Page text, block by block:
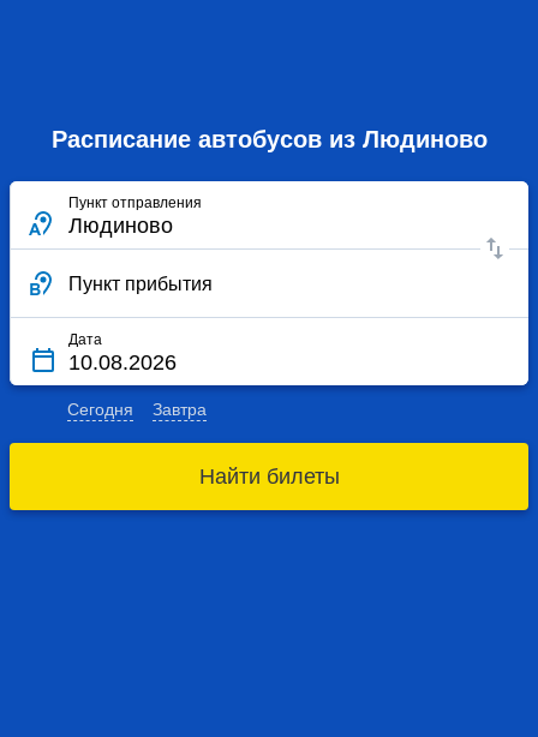
Расписание автобусов из Людиново
Пункт отправления
Пункт прибытия
Дата
Сегодня Завтра
Найти билеты